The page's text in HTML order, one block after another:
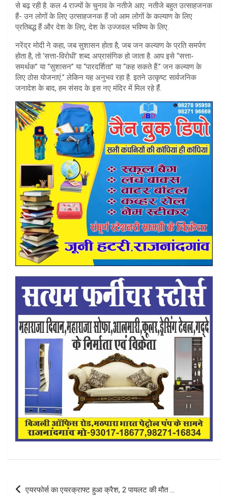
से बढ़ रही है. कल 4 राज्यों के चुनाव के नतीजे आए. नतीजे बहुत उत्साहजनक
हैं- उन लोगों के लिए उत्साहजनक हैं जो आम लोगों के कल्याण के लिए
प्रतिबद्ध हैं और देश के लिए, देश के उज्जवल भविष्य के लिए.
नरेंद्र मोदी ने कहा, जब सुशासन होता है, जब जन कल्याण के प्रति समर्पण
होता है, तो ‘सत्ता-विरोधी’ शब्द अप्रासंगिक हो जाता है. आप इसे “सत्ता-
समर्थक” या “सुशासन” या “पारदर्शिता” या “कह सकते हैं.” जन कल्याण के
लिए ठोस योजनाएं.” लेकिन यह अनुभव रहा है. इतने उत्कृष्ट सार्वजनिक
जनादेश के बाद, हम संसद के इस नए मंदिर में मिल रहे हैंं.
Post
एयरफोर्स का एयरक्राफ्ट हुआ क्रैश, 2 पायलट की मौत …